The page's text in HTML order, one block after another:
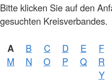
Bitte klicken Sie auf den
gesuchten Kreisverbandes.
A B C D E F
M
N O P Q R
Y